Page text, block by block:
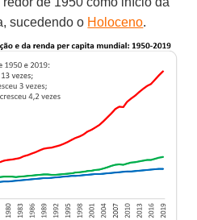
sucedendo o Holoceno.